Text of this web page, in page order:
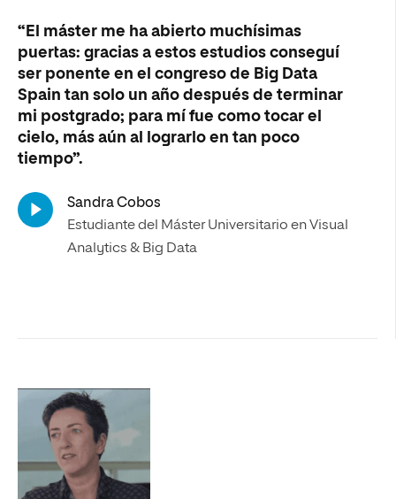
“El máster me ha abierto muchísimas
puertas: gracias a estos estudios conseguí
ser ponente en el congreso de Big Data
Spain tan solo un año después de terminar
mi postgrado; para mí fue como tocar el
cielo, más aún al lograrlo en tan poco
tiempo”.
Sandra Cobos
Estudiante del Máster Universitario en Visual
Analytics & Big Data